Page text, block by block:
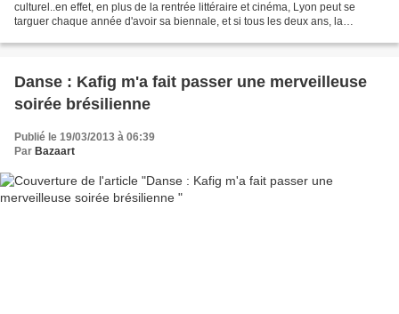
culturel..en effet, en plus de la rentrée littéraire et cinéma, Lyon peut se
targuer chaque année d'avoir sa biennale, et si tous les deux ans, la
Danse : Kafig m'a fait passer une merveilleuse
soirée brésilienne
Publié le 19/03/2013 à 06:39
Par Bazaart